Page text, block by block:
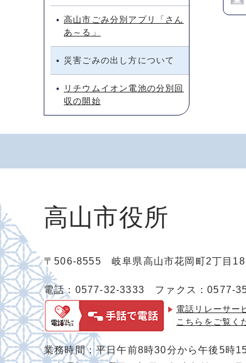
高山市ごみ分別アプリ「さん
あ～る」
災害ごみの出し方について
リチウムイオン電池の分別回
収の開始
高山市役所
〒506-8555 岐阜県高山市花岡町2丁目
電話：0577-32-3333 ファクス：0577-
電話リレーサー
こちらをご覧く
業務時間：平日午前8時30分から午後5時